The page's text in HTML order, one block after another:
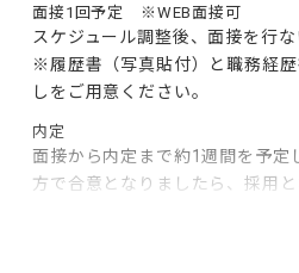
面接1回予定 ※WEB面接可
スケジュール調整後、面接を行な
※履歴書（写真貼付）と職務経
しをご用意ください。
内定
面接から内定まで約1週間を予定
方で合意となりましたら、採用と